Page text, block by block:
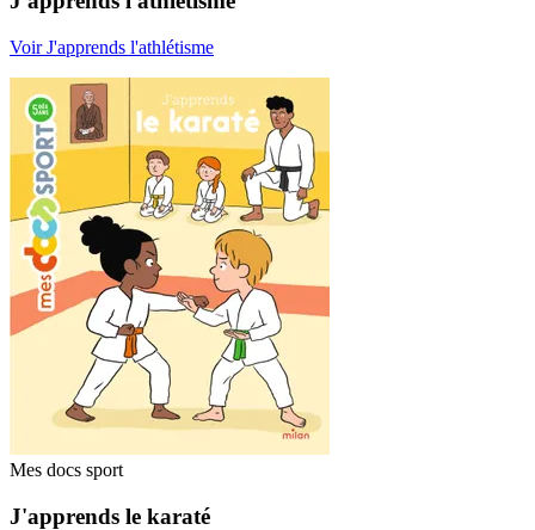
Voir J'apprends l'athlétisme
Mes docs sport
J'apprends le karaté